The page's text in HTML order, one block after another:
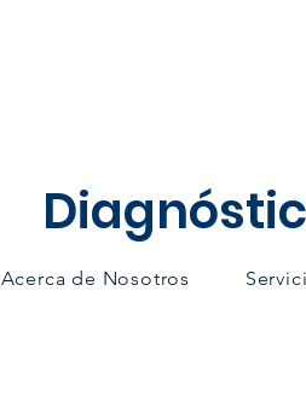
Acerca de Nosotros